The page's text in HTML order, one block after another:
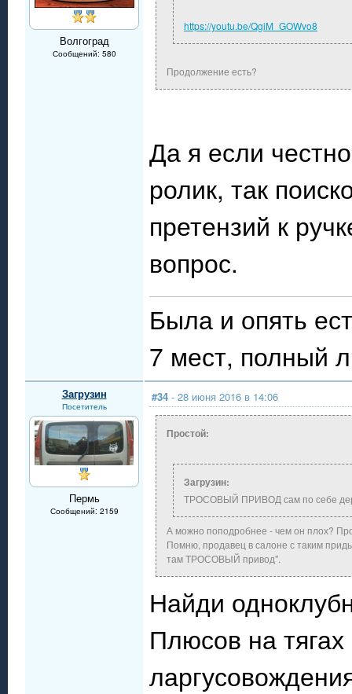
Волгоград
Сообщений: 580
https://youtu.be/QgiM_GOWvo8
Продолжение есть?
Да я если
ролик, так
претензий к
вопрос.
Была и опять
7 мест, полный
Загрузин
Посетитель
Пермь
Сообщений: 2159
#34 - 28 июня 2016 в 14:06
Простой:
Загрузин:
ТРОСОВЫЙ ПРИВОД сам по себе
А можно поподробнее - чем он плох?
Помню, продавец в салоне с таким
там ТРОСОВЫЙ привод".
Найди
Плюсов на